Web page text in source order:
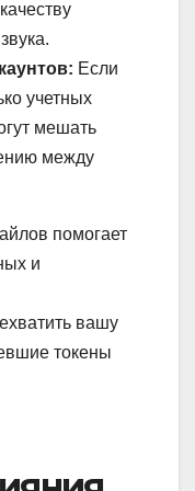
Если
учетных
мешать
между
помогает
и
вашу
токены